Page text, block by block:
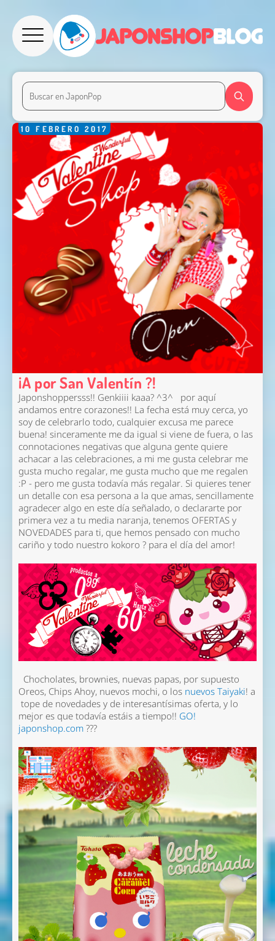
10 FEBRERO 2017
¡A por San Valentín ?!
Japonshoppersss!! Genkiiii kaaa? ^3^ por aquí
andamos entre corazones!! La fecha está muy cerca, yo
soy de celebrarlo todo, cualquier excusa me parece
buena! sinceramente me da igual si viene de fuera, o las
connotaciones negativas que alguna gente quiere
achacar a las celebraciones,a mi me gusta celebrar me
gusta mucho regalar, me gusta mucho que me regalen
:P - pero me gusta todavía más regalar. Si quieres tener
un detalle con esa persona a la que amas, sencillamente
agradecer algo en este día señalado, o declararte por
primera vez a tu media naranja, tenemos OFERTAS y
NOVEDADES para ti, que hemos pensado con mucho
cariño y todo nuestro kokoro ? para el día del amor!
Chocholates, brownies, nuevas papas, por supuesto
Oreos, Chips Ahoy, nuevos mochi, o los nuevos Taiyaki! a
tope de novedades y de interesantísimas oferta, y lo
mejor es que todavía estáis a tiempo!! GO!
japonshop.com???